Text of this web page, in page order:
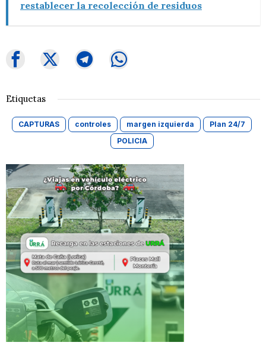
restablecer la recolección de residuos
Etiquetas
CAPTURAS controles margen izquierda
Plan 24/7
POLICIA